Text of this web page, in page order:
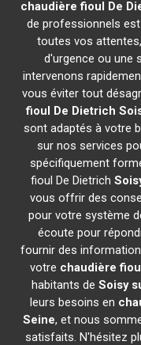
chaudière fioul De
de professionnels
toutes vos
d'urgence ou une
intervenons
vous éviter tout
fioul De Dietrich
sont adaptés à votre
sur nos services
spécifiquement
fioul De Dietrich
vous offrir des
pour votre système
écoute pour
fournir des
votre chaudière
habitants deSoisy
leurs besoins en
Seine, et nous
satisfaits. N'hésitez